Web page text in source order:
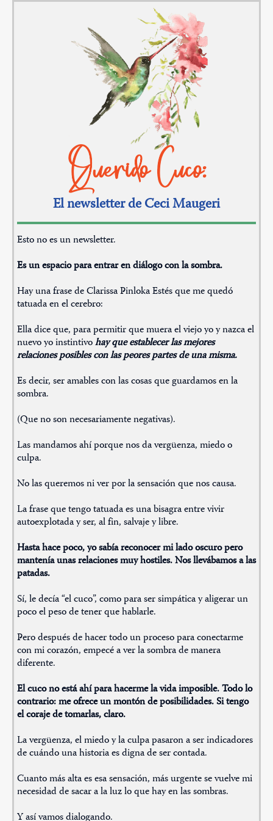
Querido Cuco:
El newsletter de Ceci Maugeri
Esto no es un newsletter.
Es un espacio para entrar en diálogo con la sombra.
Hay una frase de Clarissa Pinloka Estés que me quedó
tatuada en el cerebro:
Ella dice que, para permitir que muera el viejo yo y nazca el
nuevo yo instintivo hay que establecer las mejores
relaciones posibles con las peores partes de una misma.
Es decir, ser amables con las cosas que guardamos en la
sombra.
(Que no son necesariamente negativas).
Las mandamos ahí porque nos da vergüenza, miedo o
culpa.
No las queremos ni ver por la sensación que nos causa.
La frase que tengo tatuada es una bisagra entre vivir
autoexplotada y ser, al fin, salvaje y libre.
Hasta hace poco, yo sabía reconocer mi lado oscuro pero
mantenía unas relaciones muy hostiles. Nos llevábamos a las
patadas.
Sí, le decía “el cuco”, como para ser simpática y aligerar un
poco el peso de tener que hablarle.
Pero después de hacer todo un proceso para conectarme
con mi corazón, empecé a ver la sombra de manera
diferente.
El cuco no está ahí para hacerme la vida imposible. Todo lo
contrario: me ofrece un montón de posibilidades. Si tengo
el coraje de tomarlas, claro.
La vergüenza, el miedo y la culpa pasaron a ser indicadores
de cuándo una historia es digna de ser contada.
Cuanto más alta es esa sensación, más urgente se vuelve mi
necesidad de sacar a la luz lo que hay en las sombras.
Y así vamos dialogando.